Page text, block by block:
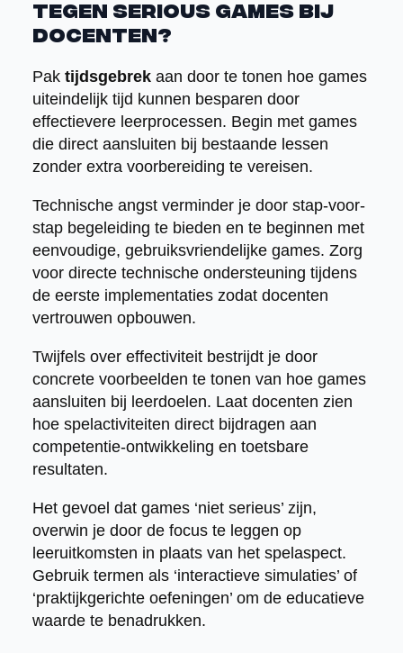
tegen serious games bij
docenten?
Pak tijdsgebrekaan door te tonen hoe games
uiteindelijk tijd kunnen besparen door
effectievere leerprocessen. Begin met games
die direct aansluiten bij bestaande lessen
zonder extra voorbereiding te vereisen.
Technische angst verminder je door stap-voor-
stap begeleiding te bieden en te beginnen met
eenvoudige, gebruiksvriendelijke games. Zorg
voor directe technische ondersteuning tijdens
de eerste implementaties zodat docenten
vertrouwen opbouwen.
Twijfels over effectiviteit bestrijdt je door
concrete voorbeelden te tonen van hoe games
aansluiten bij leerdoelen. Laat docenten zien
hoe spelactiviteiten direct bijdragen aan
competentie-ontwikkeling en toetsbare
resultaten.
Het gevoel dat games ‘niet serieus’ zijn,
overwin je door de focus te leggen op
leeruitkomsten in plaats van het spelaspect.
Gebruik termen als ‘interactieve simulaties’ of
‘praktijkgerichte oefeningen’ om de educatieve
waarde te benadrukken.